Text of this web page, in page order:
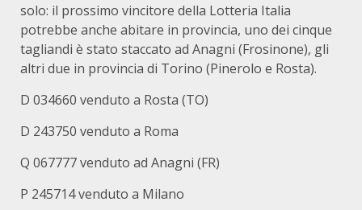
solo: il prossimo vincitore della Lotteria Italia
potrebbe anche abitare in provincia, uno dei cinque
tagliandi è stato staccato ad Anagni (Frosinone), gli
altri due in provincia di Torino (Pinerolo e Rosta).
D 034660 venduto a Rosta (TO)
D 243750 venduto a Roma
Q 067777 venduto ad Anagni (FR)
P 245714 venduto a Milano